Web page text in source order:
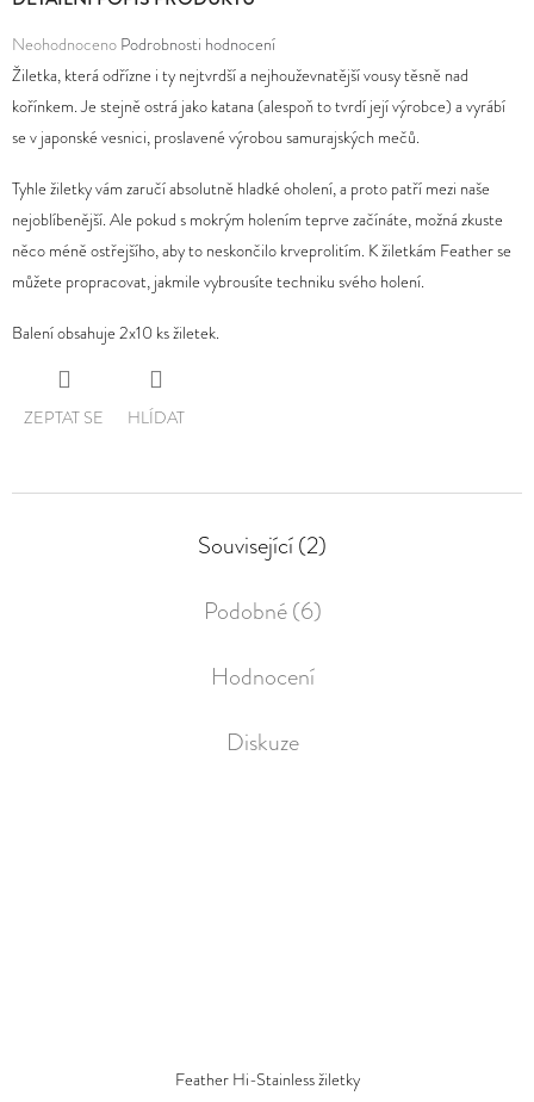
Průměrné
hodnocení
produktu
je
z
5
hvězdiček.
Neohodnoceno Podrobnosti hodnocení
Žiletka, která odřízne i ty nejtvrdší a nejhouževnatější vousy těsně nad
kořínkem. Je stejně ostrá jako katana (alespoň to tvrdí její výrobce) a vyrábí
se v japonské vesnici, proslavené výrobou samurajských mečů.
Tyhle žiletky vám zaručí absolutně hladké oholení, a proto patří mezi naše
nejoblíbenější. Ale pokud s mokrým holením teprve začínáte, možná zkuste
něco méně ostřejšího, aby to neskončilo krveprolitím. K žiletkám Feather se
můžete propracovat, jakmile vybrousíte techniku svého holení.
Balení obsahuje 2x10 ks žiletek.
ZEPTAT SE HLÍDAT
Související (2)
Podobné (6)
Hodnocení
Diskuze
Feather Hi-Stainless žiletky
D
O
P
O
R
U
Č
U
E